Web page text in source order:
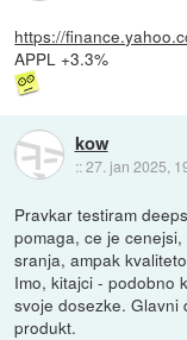
https://
APPL +3.3%
kow
::27. jan 2025,
Pravkar testiram
pomaga, ce je
sranja, ampak
Imo, kitajci - podobno
svoje dosezke. Glavni
produkt.